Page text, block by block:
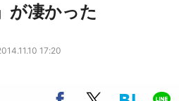
える 銀座・博品館TOY PARKへ
ダークネスが栃木県を征服！？ 県
が凄かった
17:20